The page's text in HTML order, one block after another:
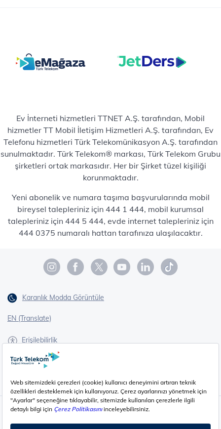
Ev İnterneti hizmetleri TTNET A.Ş. tarafından, Mobil
hizmetler TT Mobil İletişim Hizmetleri A.Ş. tarafından, Ev
Telefonu hizmetleri Türk Telekomünikasyon A.Ş. tarafından
sunulmaktadır. Türk Telekom® markası, Türk Telekom Grubu
şirketleri ortak markasıdır. Her bir Şirket tüzel kişiliği
korunmaktadır.
Yeni abonelik ve numara taşıma başvurularında mobil
bireysel talepleriniz için 444 1 444, mobil kurumsal
talepleriniz için 444 5 444, evde internet talepleriniz için
444 0375 numaralı hattan tarafınıza ulaşılacaktır.
Karanlık Modda Görüntüle
EN (Translate)
Erişilebilirlik
İşaret Dili Çevirisi